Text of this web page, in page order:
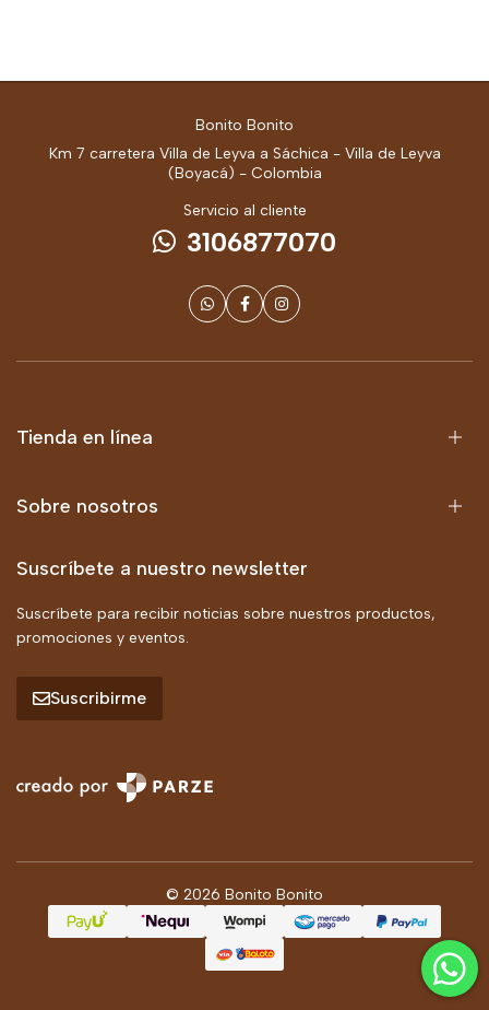
Bonito Bonito
Km 7 carretera Villa de Leyva a Sáchica - Villa de Leyva
(Boyacá) - Colombia
Servicio al cliente
3106877070
Tienda en línea
Sobre nosotros
Suscríbete a nuestro newsletter
Suscríbete para recibir noticias sobre nuestros productos,
promociones y eventos.
Suscribirme
© 2026 Bonito Bonito